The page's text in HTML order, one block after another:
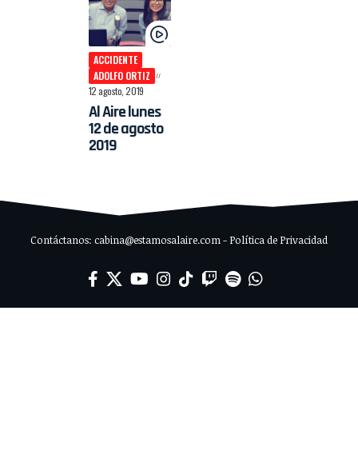
ACCIDENTE
ADOLFO ORTIZ
12 agosto, 2019
Al Aire lunes
12 de agosto
2019
Contáctanos: cabina@estamosalaire.com - Política de Privacidad